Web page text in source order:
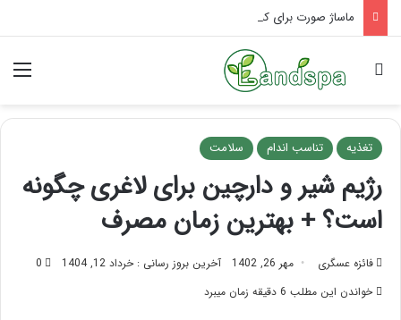
ماساژ صورت برای کلاژن سازی | با چین و چروک خداحافظی کن
جستجو برای
تغذیه تناسب اندام سلامت
رژیم شیر و دارچین برای لاغری چگونه
است؟ + بهترین زمان مصرف
فائزه عسگری مهر 26, 1402 آخرین بروز رسانی : خرداد 12, 1404
0
خواندن این مطلب 6 دقیقه زمان میبرد